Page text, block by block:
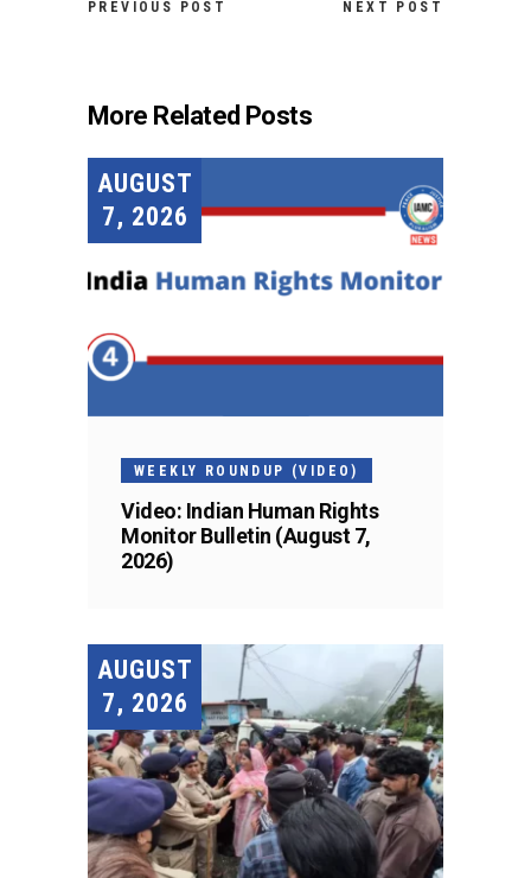
PREVIOUS POST NEXT POST
More Related Posts
AUGUST
7, 2026
WEEKLY ROUNDUP (VIDEO)
Video: Indian Human Rights
Monitor Bulletin (August 7,
2026)
AUGUST
7, 2026